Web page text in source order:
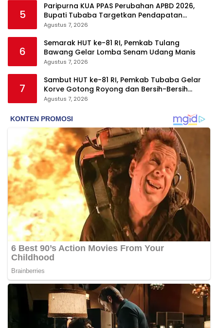
5
Paripurna KUA PPAS Perubahan APBD 2026,
Bupati Tubaba Targetkan Pendapatan
Daerah Rp820,3 Miliar
Agustus 7, 2026
6
Semarak HUT ke-81 RI, Pemkab Tulang
Bawang Gelar Lomba Senam Udang Manis
Agustus 7, 2026
7
Sambut HUT ke-81 RI, Pemkab Tubaba Gelar
Korve Gotong Royong dan Bersih-Bersih
Serentak
Agustus 7, 2026